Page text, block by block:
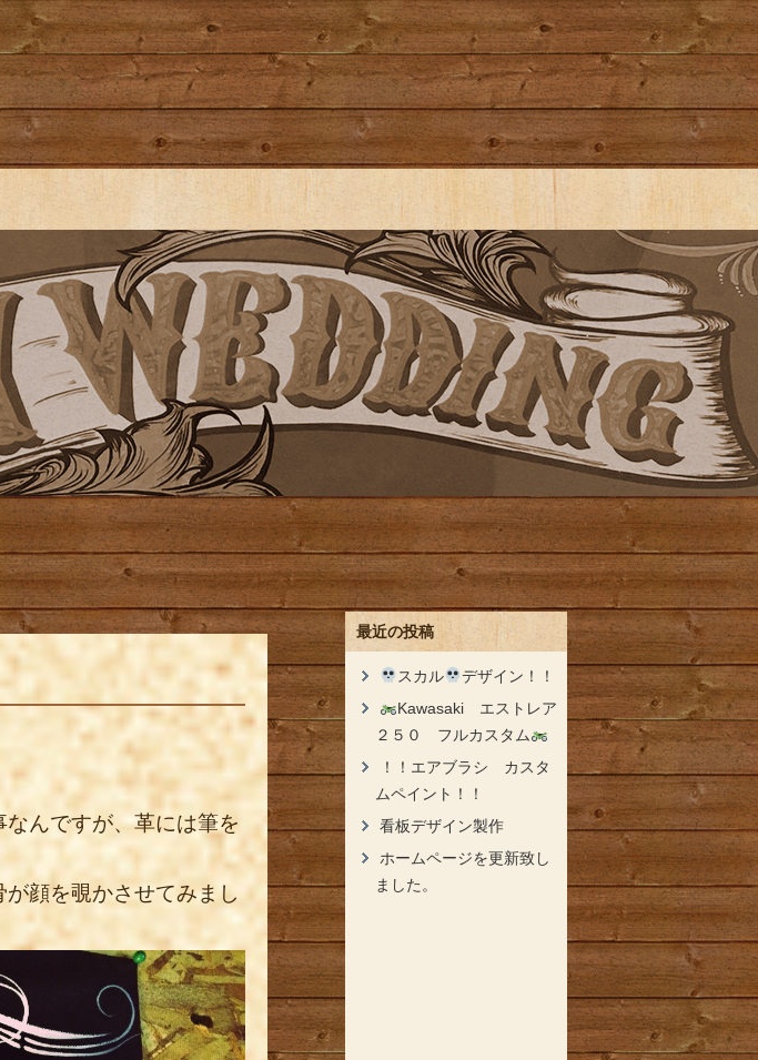
んですが、革には筆を
顔を覗かさせてみまし
最近の投稿
スカル
デザイン！！
Kawasaki エストレア
２５０ フルカスタム
！！エアブラシ カスタ
ムペイント！！
看板デザイン製作
ホームページを更新致し
ました。